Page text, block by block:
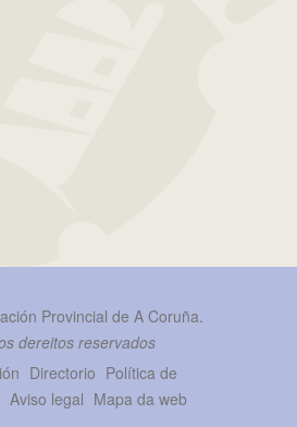
Provincial de A Coruña.
dereitos reservados
Directorio Política de
Aviso legal Mapa da web